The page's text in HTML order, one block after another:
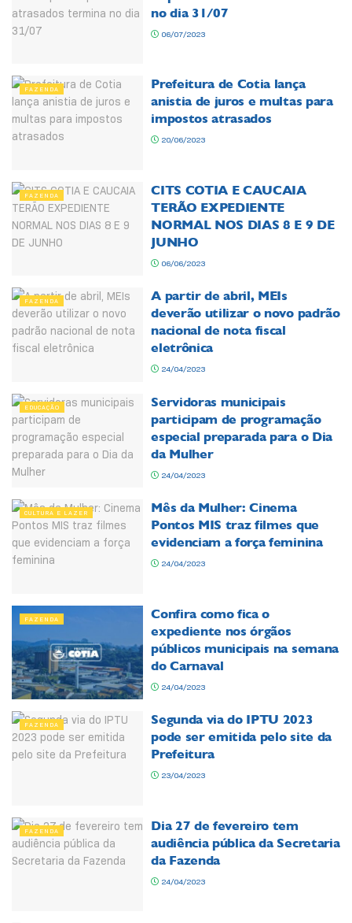
no dia 31/07
06/07/2023
FAZENDA
Prefeitura de Cotia lança
anistia de juros e multas para
impostos atrasados
20/06/2023
FAZENDA
CITS COTIA E CAUCAIA
TERÃO EXPEDIENTE
NORMAL NOS DIAS 8 E 9 DE
JUNHO
06/06/2023
FAZENDA
A partir de abril, MEIs
deverão utilizar o novo padrão
nacional de nota fiscal
eletrônica
24/04/2023
EDUCAÇÃO
Servidoras municipais
participam de programação
especial preparada para o Dia
da Mulher
24/04/2023
CULTURA E LAZER
Mês da Mulher: Cinema
Pontos MIS traz filmes que
evidenciam a força feminina
24/04/2023
FAZENDA
Confira como fica o
expediente nos órgãos
públicos municipais na semana
do Carnaval
24/04/2023
FAZENDA
Segunda via do IPTU 2023
pode ser emitida pelo site da
Prefeitura
23/04/2023
FAZENDA
Dia 27 de fevereiro tem
audiência pública da Secretaria
da Fazenda
24/04/2023